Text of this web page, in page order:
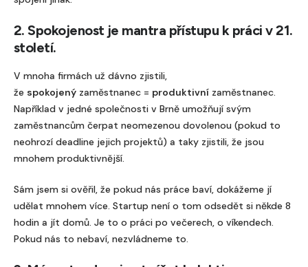
2. Spokojenost je mantra přístupu k práci v 21.
století.
V mnoha firmách už dávno zjistili,
že spokojený zaměstnanec = produktivní zaměstnanec.
Například v jedné společnosti v Brně umožňují svým
zaměstnancům čerpat neomezenou dovolenou (pokud to
neohrozí deadline jejich projektů) a taky zjistili, že jsou
mnohem produktivnější.
Sám jsem si ověřil, že pokud nás práce baví, dokážeme jí
udělat mnohem více. Startup není o tom odsedět si někde 8
hodin a jít domů. Je to o práci po večerech, o víkendech.
Pokud nás to nebaví, nezvládneme to.